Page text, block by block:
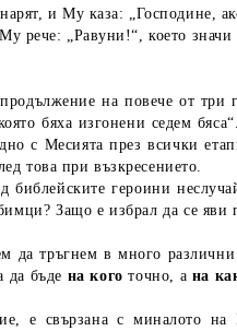
и Му каза: „Господине,
рече: „Равуни!“, което
на повече от
бяха изгонени седем
с Месията през всички
това при възкресението.
героини
Защо е избрал да се
тръгнем в много различни
да бъде на кого точно, а на
е свързана с миналото